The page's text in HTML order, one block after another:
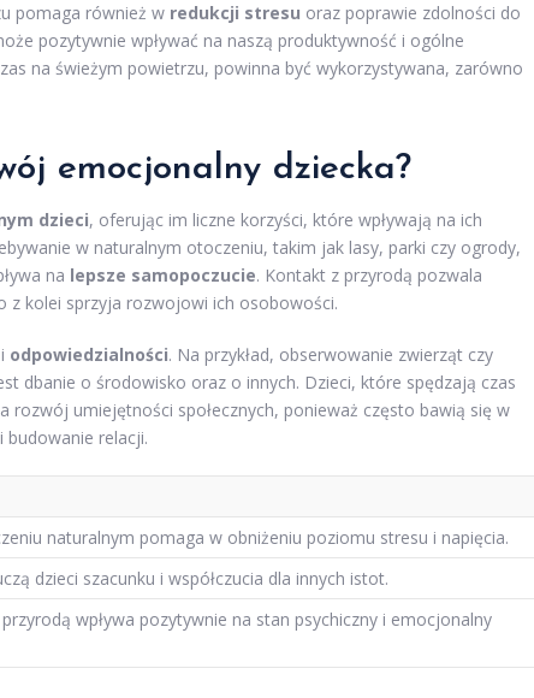
pomaga również w redukcji stresu oraz poprawie zdolności do
pozytywnie wpływać na naszą produktywność i ogólne
na świeżym powietrzu, powinna być wykorzystywana, zarówno
emocjonalny dziecka?
dzieci, oferując im liczne korzyści, które wpływają na ich
w naturalnym otoczeniu, takim jak lasy, parki czy ogrody,
na lepsze samopoczucie. Kontakt z przyrodą pozwala
z kolei sprzyja rozwojowi ich osobowości.
i odpowiedzialności. Na przykład, obserwowanie zwierząt czy
dbanie o środowisko oraz o innych. Dzieci, które spędzają czas
rozwój umiejętności społecznych, ponieważ często bawią się w
budowanie relacji.
naturalnym pomaga w obniżeniu poziomu stresu i napięcia.
dzieci szacunku i współczucia dla innych istot.
wpływa pozytywnie na stan psychiczny i emocjonalny